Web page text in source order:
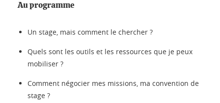
Au programme
Un stage, mais comment le chercher ?
Quels sont les outils et les ressources que je peux
mobiliser ?
Comment négocier mes missions, ma convention de
stage ?